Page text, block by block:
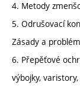
4. Metody
5. Odrušovací
Zásady a
6. Přepěťové
výbojky,